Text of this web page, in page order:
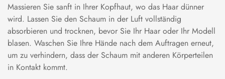
Massieren Sie sanft in Ihrer Kopfhaut, wo das Haar dünner
wird. Lassen Sie den Schaum in der Luft vollständig
absorbieren und trocknen, bevor Sie Ihr Haar oder Ihr Modell
blasen. Waschen Sie Ihre Hände nach dem Auftragen erneut,
um zu verhindern, dass der Schaum mit anderen Körperteilen
in Kontakt kommt.